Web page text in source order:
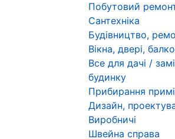
Побутовий
Сантехніка
Будівництво,
Вікна, двері,
Все для дачі /
будинку
Прибирання
Дизайн,
Виробничі
Швейна справа